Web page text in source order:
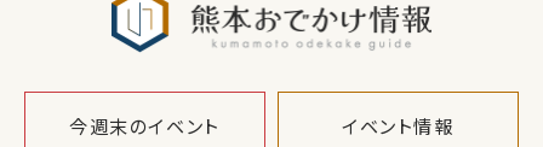
今週末のイベント イベント情報